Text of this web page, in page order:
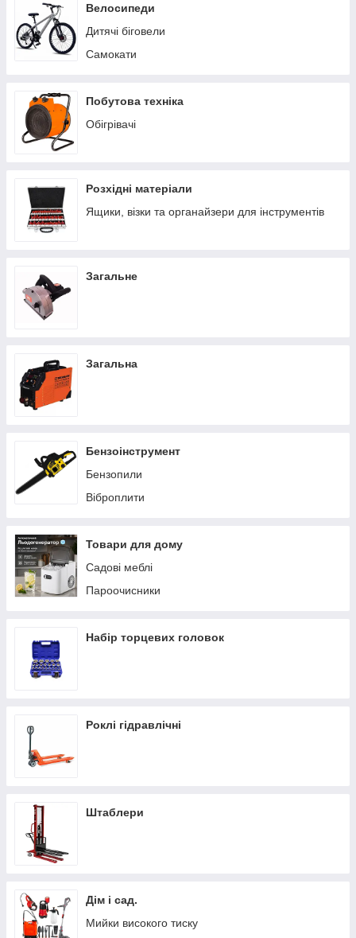
Теплиці/парники
Вольєри
Ручні сівалки
Велосипеди
Дитячі біговели
Самокати
Побутова техніка
Обігрівачі
Розхідні матеріали
Ящики, візки та органайзери для інструментів
Загальне
Загальна
Бензоінструмент
Бензопили
Віброплити
Товари для дому
Садові меблі
Пароочисники
Набір торцевих головок
Роклі гідравлічні
Штаблери
Дім і сад.
Мийки високого тиску